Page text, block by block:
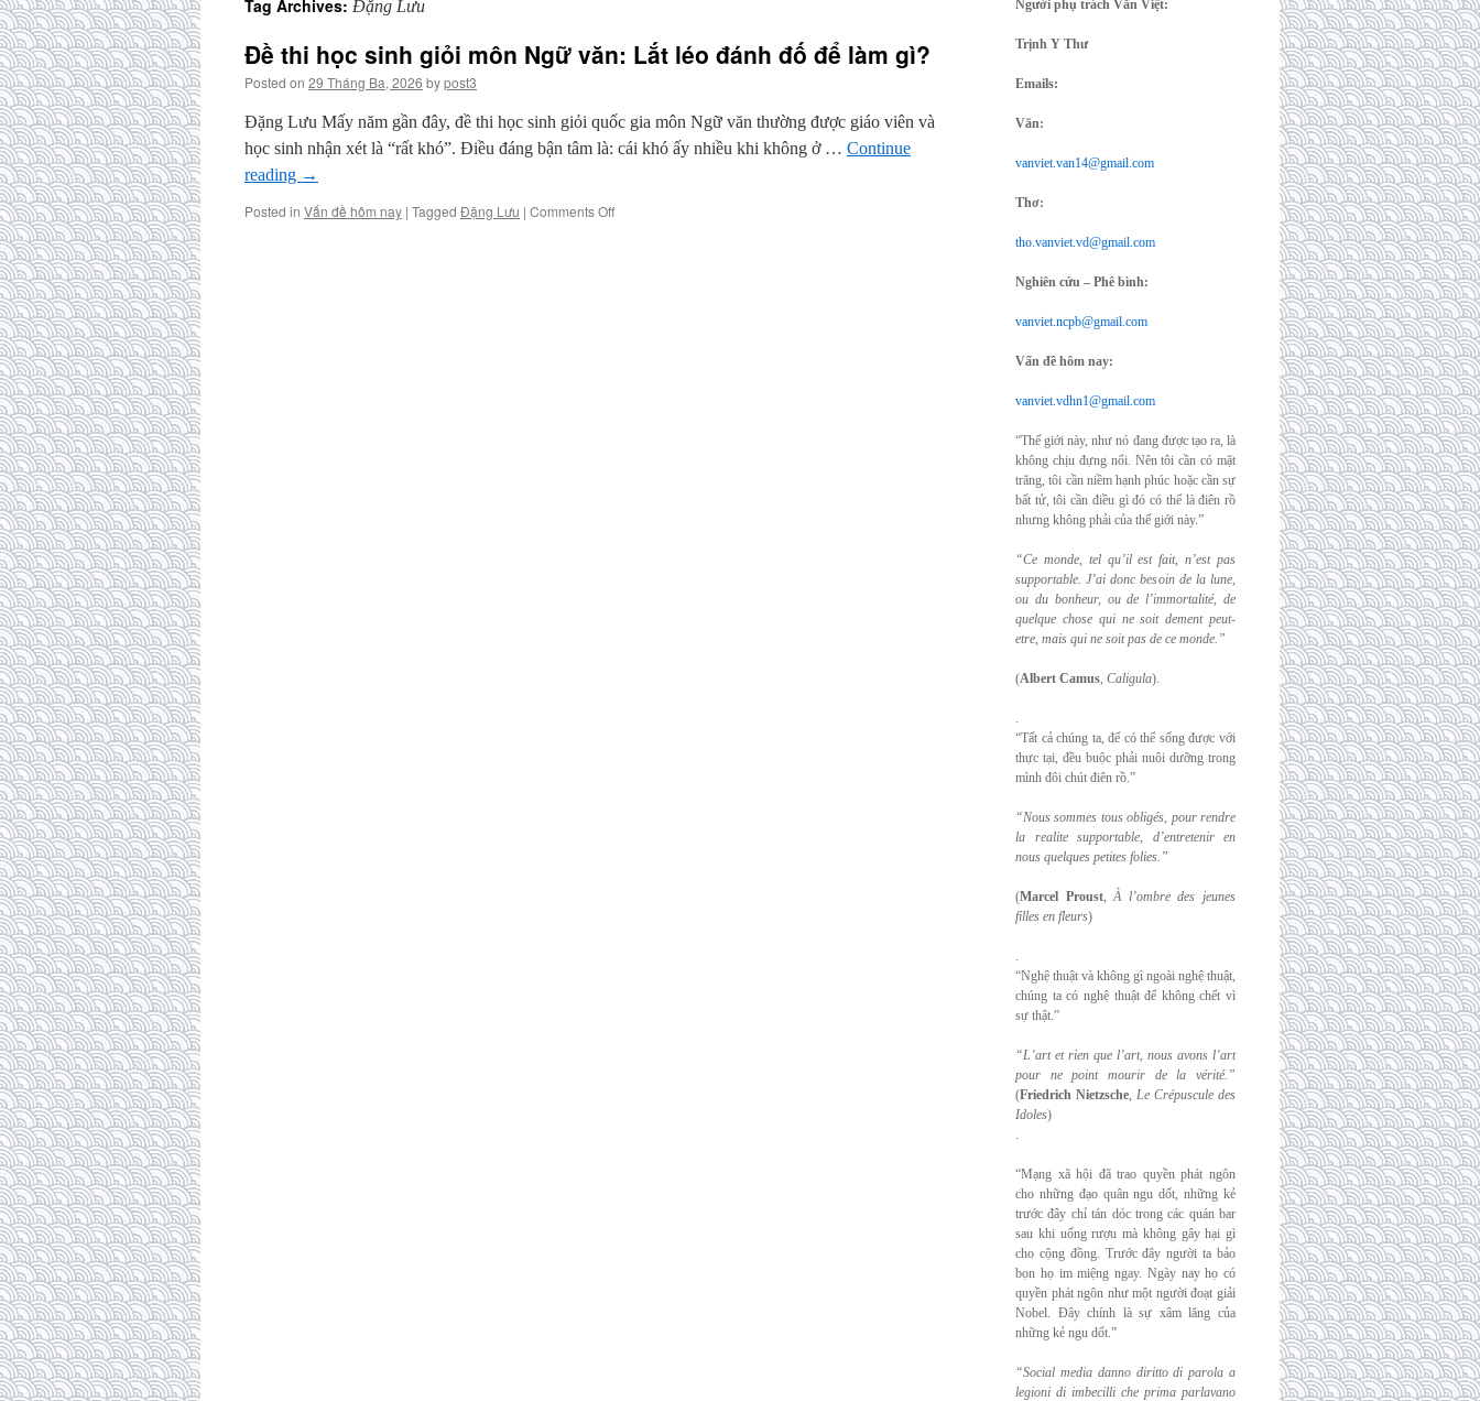
Tag Archives: Đặng Lưu
Đề thi học sinh giỏi môn Ngữ văn: Lắt léo đánh đố để làm gì?
Posted on 29 Tháng Ba, 2026 bypost3
Đặng Lưu Mấy năm gần đây, đề thi học sinh giỏi quốc gia môn Ngữ văn thường được giáo viên và
học sinh nhận xét là “rất khó”. Điều đáng bận tâm là: cái khó ấy nhiều khi không ở … Continue
reading →
Posted in Vấn đề hôm nay | Tagged Đặng Lưu | Comments Offon
Người phụ trách Văn Việt:
Trịnh Y Thư
Emails:
Văn:
vanviet.van14@gmail.com
Thơ:
tho.vanviet.vd@gmail.com
Nghiên cứu – Phê bình:
vanviet.ncpb@gmail.com
Vấn đề hôm nay:
vanviet.vdhn1@gmail.com
“Thế giới này, như nó đang được tạo ra, là
không chịu đựng nổi. Nên tôi cần có mặt
trăng, tôi cần niềm hạnh phúc hoặc cần sự
bất tử, tôi cần điều gì đó có thể là điên rồ
nhưng không phải của thế giới này.”
“Ce monde, tel qu’il est fait, n’est pas
supportable. J’ai donc besoin de la lune,
ou du bonheur, ou de l’immortalité, de
quelque chose qui ne soit dement peut-
etre, mais qui ne soit pas de ce monde.”
(Albert Camus, Caligula).
.
“Tất cả chúng ta, để có thể sống được với
thực tại, đều buộc phải nuôi dưỡng trong
mình đôi chút điên rồ.”
“Nous sommes tous obligés, pour rendre
la realite supportable, d’entretenir en
nous quelques petites folies.”
(Marcel Proust,À l’ombre des jeunes
filles en fleurs)
.
“Nghệ thuật và không gì ngoài nghệ thuật,
chúng ta có nghệ thuật để không chết vì
sự thật.”
“L’art et rien que l’art, nous avons l’art
pour ne point mourir de la vérité.”
(Friedrich Nietzsche, Le Crépuscule des
Idoles)
.
“Mạng xã hội đã trao quyền phát ngôn
cho những đạo quân ngu dốt, những kẻ
trước đây chỉ tán dóc trong các quán bar
sau khi uống rượu mà không gây hại gì
cho cộng đồng. Trước đây người ta bảo
bọn họ im miệng ngay. Ngày nay họ có
quyền phát ngôn như một người đoạt giải
Nobel. Đây chính là sự xâm lăng của
những kẻ ngu dốt.”
“Social media danno diritto di parola a
legioni di imbecilli che prima parlavano